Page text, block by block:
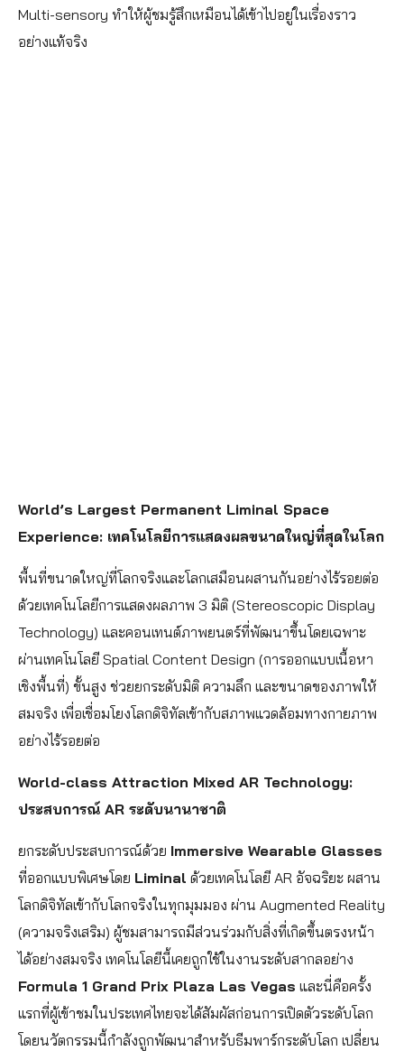
Multi-sensory ทำให้ผู้ชมรู้สึกเหมือนได้เข้าไปอยู่ในเรื่องราว
อย่างแท้จริง
World’s Largest Permanent Liminal Space
Experience: เทคโนโลยีการแสดงผลขนาดใหญ่ที่สุดในโลก
พื้นที่ขนาดใหญ่ที่โลกจริงและโลกเสมือนผสานกันอย่างไร้รอยต่อ
ด้วยเทคโนโลยีการแสดงผลภาพ 3 มิติ (Stereoscopic Display
Technology) และคอนเทนต์ภาพยนตร์ที่พัฒนาขึ้นโดยเฉพาะ
ผ่านเทคโนโลยี Spatial Content Design (การออกแบบเนื้อหา
เชิงพื้นที่) ขั้นสูง ช่วยยกระดับมิติ ความลึก และขนาดของภาพให้
สมจริง เพื่อเชื่อมโยงโลกดิจิทัลเข้ากับสภาพแวดล้อมทางกายภาพ
อย่างไร้รอยต่อ
World-class Attraction Mixed AR Technology:
ประสบการณ์ AR ระดับนานาชาติ
ยกระดับประสบการณ์ด้วย Immersive Wearable Glasses
ที่ออกแบบพิเศษโดย Liminal ด้วยเทคโนโลยี AR อัจฉริยะ ผสาน
โลกดิจิทัลเข้ากับโลกจริงในทุกมุมมอง ผ่าน Augmented Reality
(ความจริงเสริม) ผู้ชมสามารถมีส่วนร่วมกับสิ่งที่เกิดขึ้นตรงหน้า
ได้อย่างสมจริง เทคโนโลยีนี้เคยถูกใช้ในงานระดับสากลอย่าง
Formula 1 Grand Prix Plaza Las Vegas และนี่คือครั้ง
แรกที่ผู้เข้าชมในประเทศไทยจะได้สัมผัสก่อนการเปิดตัวระดับโลก
โดยนวัตกรรมนี้กำลังถูกพัฒนาสำหรับธีมพาร์กระดับโลก เปลี่ยน